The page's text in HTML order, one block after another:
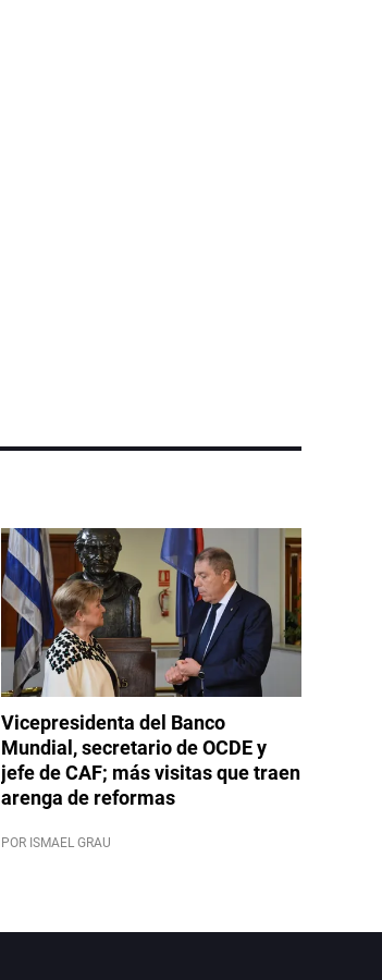
Vicepresidenta del Banco
Mundial, secretario de OCDE y
jefe de CAF; más visitas que traen
arenga de reformas
POR ISMAEL GRAU